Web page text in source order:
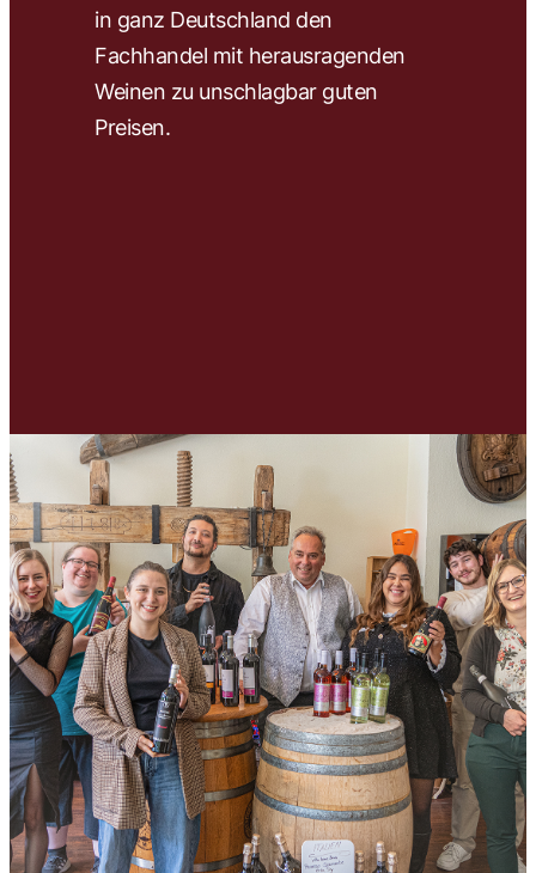
in ganz Deutschland den
Fachhandel mit herausragenden
Weinen zu unschlagbar guten
Preisen.